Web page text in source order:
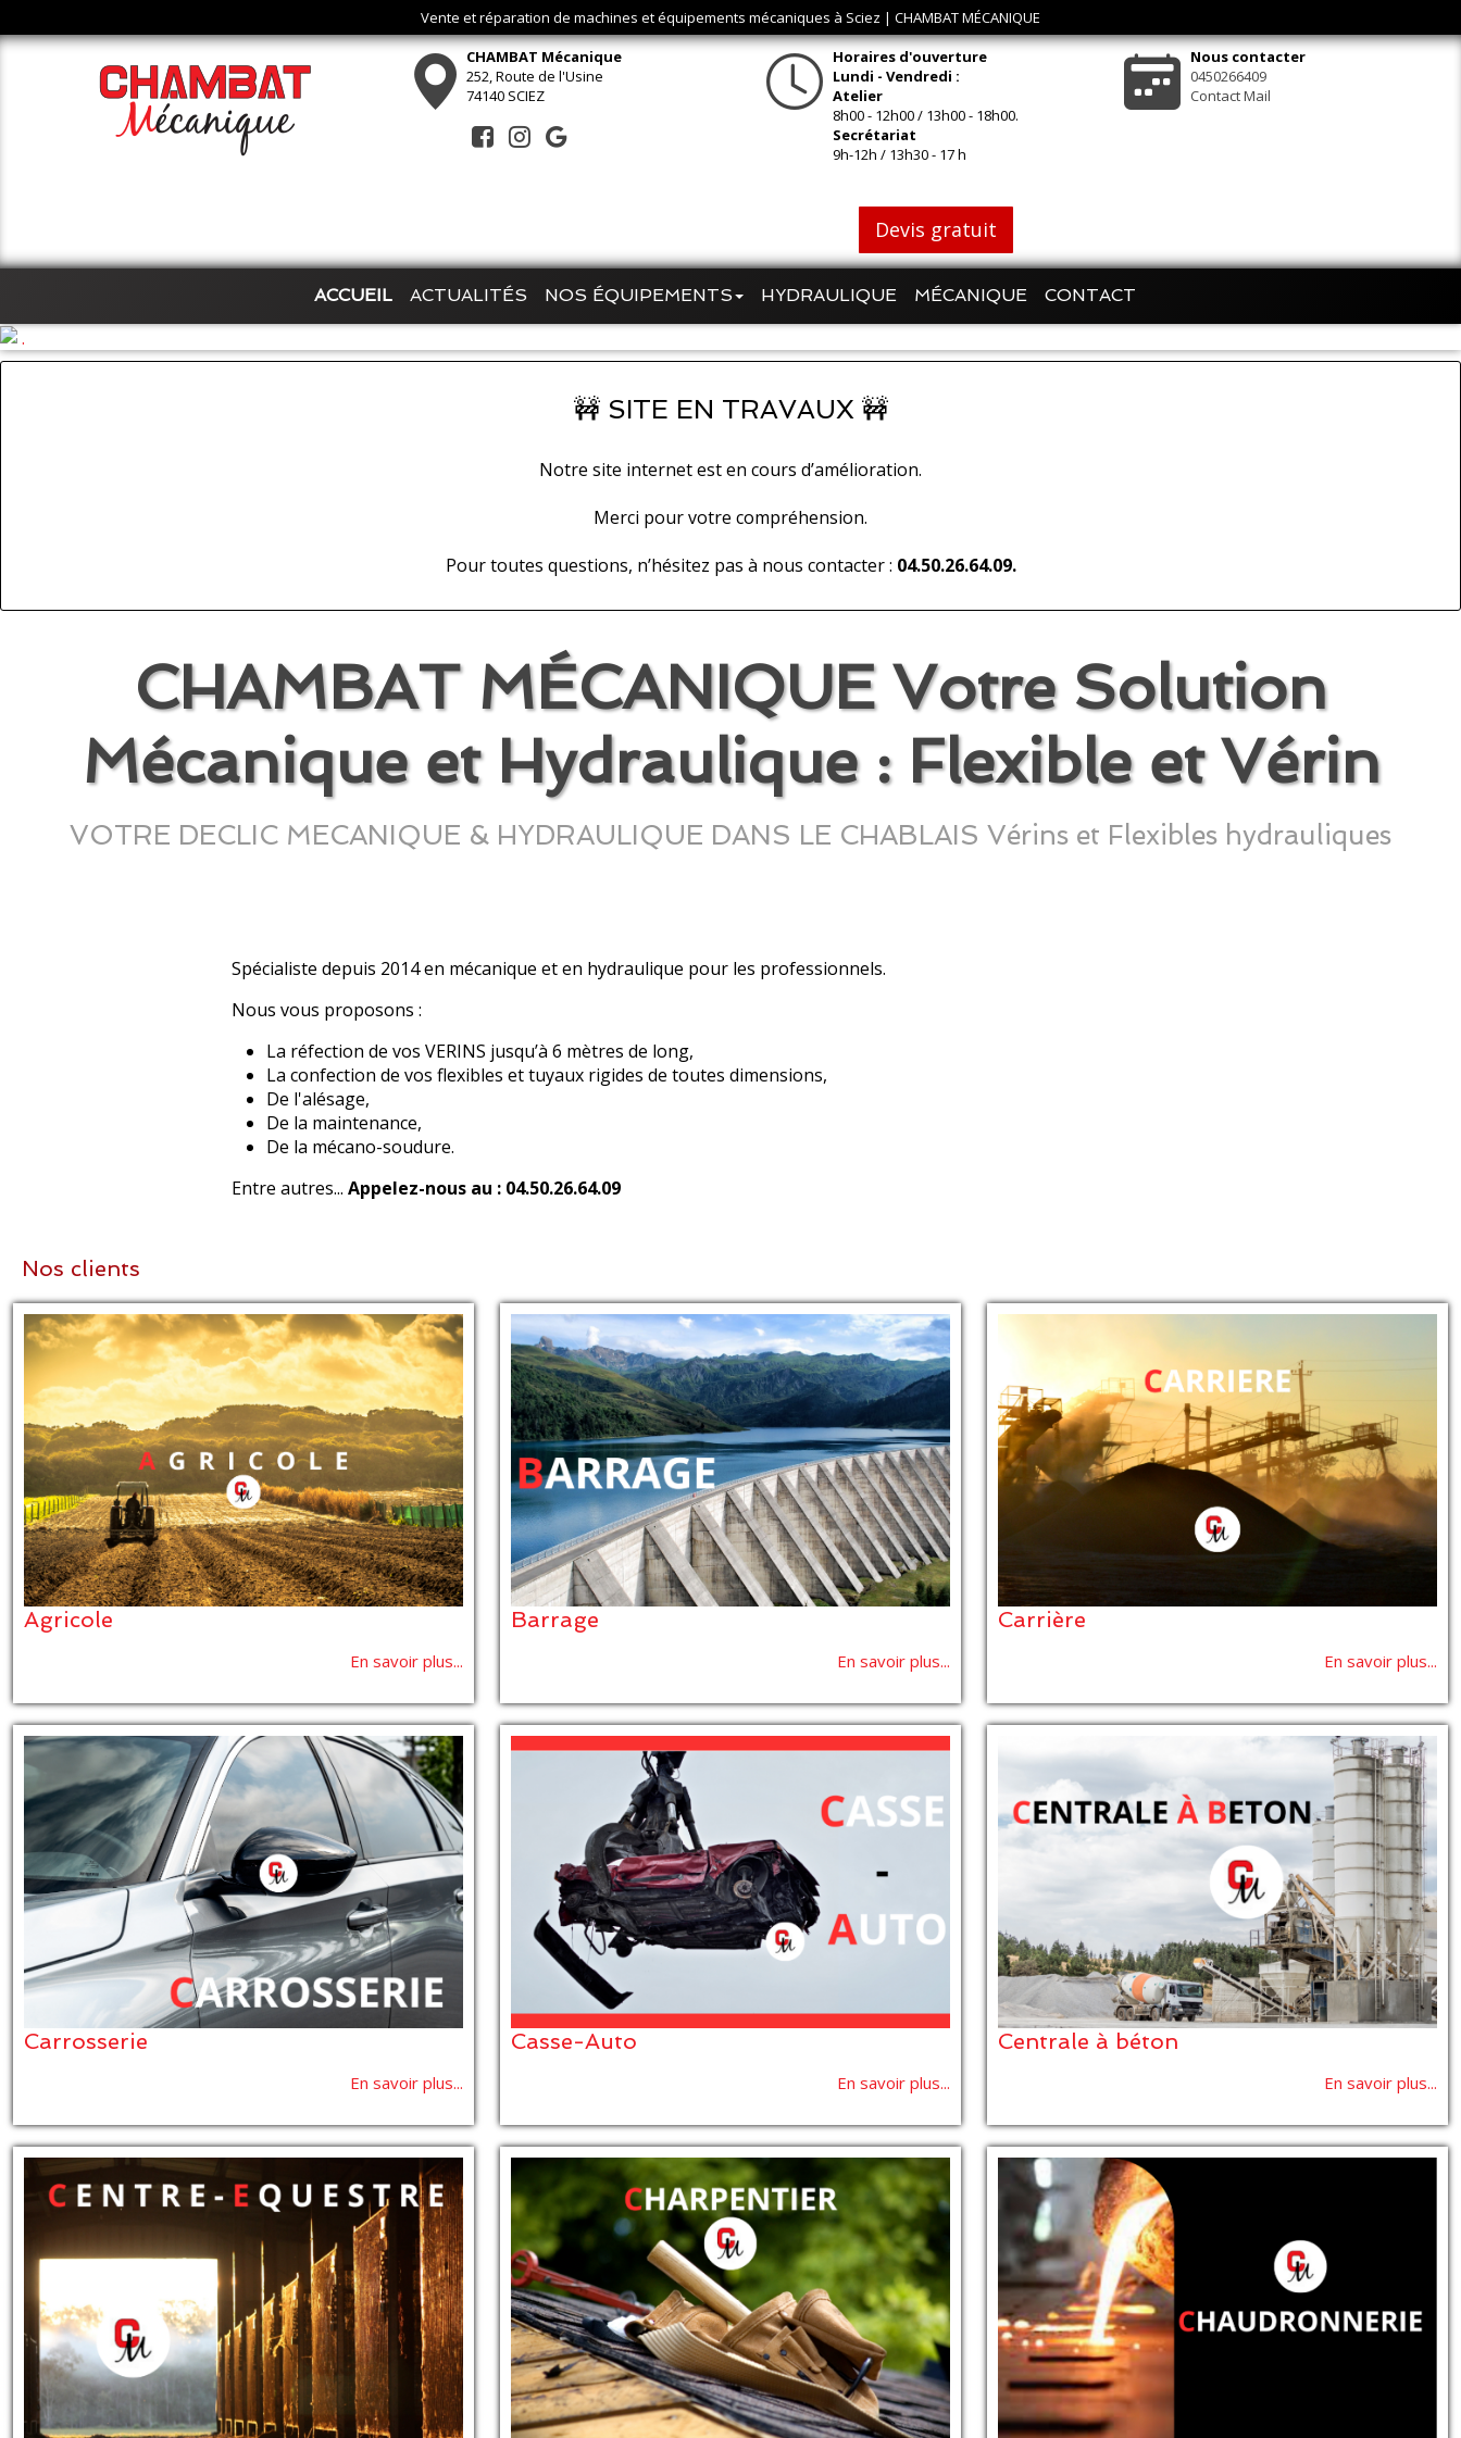
Vente et réparation de machines et équipements mécaniques à Sciez | CHAMBAT MÉCANIQUE
CHAMBAT Mécanique
252, Route de l'Usine
74140 SCIEZ
Horaires d'ouverture
Lundi - Vendredi :
Atelier
8h00 - 12h00 / 13h00 - 18h00.
Secrétariat
9h-12h / 13h30 - 17 h
Devis gratuit
Nous contacter
0450266409
Contact Mail
ACCUEIL ACTUALITÉS NOS ÉQUIPEMENTS HYDRAULIQUE MÉCANIQUE CONTACT
🚧 SITE EN TRAVAUX 🚧
Notre site internet est en cours d’amélioration.
Merci pour votre compréhension.
Pour toutes questions, n’hésitez pas à nous contacter : 04.50.26.64.09.
CHAMBAT MÉCANIQUE Votre Solution
Mécanique et Hydraulique : Flexible et Vérin
VOTRE DECLIC MECANIQUE & HYDRAULIQUE DANS LE CHABLAIS Vérins et Flexibles hydrauliques
Spécialiste depuis 2014 en mécanique et en hydraulique pour les professionnels.
Nous vous proposons :
La réfection de vos VERINS jusqu’à 6 mètres de long,
La confection de vos flexibles et tuyaux rigides de toutes dimensions,
De l'alésage,
De la maintenance,
De la mécano-soudure.
Entre autres... Appelez-nous au : 04.50.26.64.09
Nos clients
Agricole
En savoir plus...
Barrage
En savoir plus...
Carrière
En savoir plus...
Carrosserie
En savoir plus...
Casse-Auto
En savoir plus...
Centrale à béton
En savoir plus...